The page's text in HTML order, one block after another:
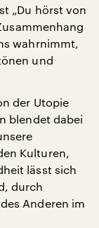
„Du hörst von
wahrnimmt,
und
der Utopie
blendet dabei
Kulturen,
lässt sich
durch
Anderen im